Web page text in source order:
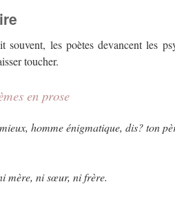
souvent, les poètes devancent les
toucher.
en prose
homme énigmatique, dis? ton
mère, ni sœur, ni frère.